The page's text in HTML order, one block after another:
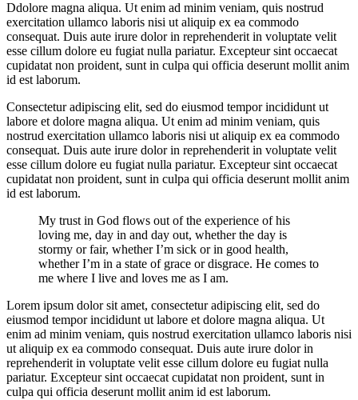
Ddolore magna aliqua. Ut enim ad minim veniam, quis nostrud
exercitation ullamco laboris nisi ut aliquip ex ea commodo
consequat. Duis aute irure dolor in reprehenderit in voluptate velit
esse cillum dolore eu fugiat nulla pariatur. Excepteur sint occaecat
cupidatat non proident, sunt in culpa qui officia deserunt mollit anim
id est laborum.
Consectetur adipiscing elit, sed do eiusmod tempor incididunt ut
labore et dolore magna aliqua. Ut enim ad minim veniam, quis
nostrud exercitation ullamco laboris nisi ut aliquip ex ea commodo
consequat. Duis aute irure dolor in reprehenderit in voluptate velit
esse cillum dolore eu fugiat nulla pariatur. Excepteur sint occaecat
cupidatat non proident, sunt in culpa qui officia deserunt mollit anim
id est laborum.
My trust in God flows out of the experience of his
loving me, day in and day out, whether the day is
stormy or fair, whether I’m sick or in good health,
whether I’m in a state of grace or disgrace. He comes to
me where I live and loves me as I am.
Lorem ipsum dolor sit amet, consectetur adipiscing elit, sed do
eiusmod tempor incididunt ut labore et dolore magna aliqua. Ut
enim ad minim veniam, quis nostrud exercitation ullamco laboris nisi
ut aliquip ex ea commodo consequat. Duis aute irure dolor in
reprehenderit in voluptate velit esse cillum dolore eu fugiat nulla
pariatur. Excepteur sint occaecat cupidatat non proident, sunt in
culpa qui officia deserunt mollit anim id est laborum.